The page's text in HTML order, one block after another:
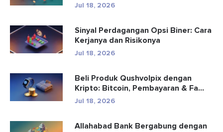
Jul 18, 2026
Sinyal Perdagangan Opsi Biner: Cara
Kerjanya dan Risikonya
Jul 18, 2026
Beli Produk Qushvolpix dengan
Kripto: Bitcoin, Pembayaran & Fa...
Jul 18, 2026
Allahabad Bank Bergabung dengan